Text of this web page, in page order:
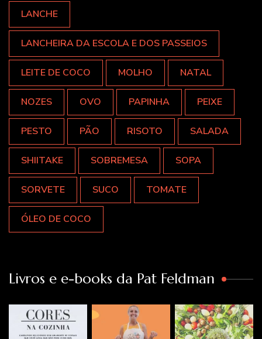
LANCHE
LANCHEIRA DA ESCOLA E DOS PASSEIOS
LEITE DE COCO MOLHO NATAL
NOZES OVO PAPINHA PEIXE
PESTO PÃO RISOTO SALADA
SHIITAKE SOBREMESA SOPA
SORVETE SUCO TOMATE
ÓLEO DE COCO
Livros e e-books da Pat Feldman